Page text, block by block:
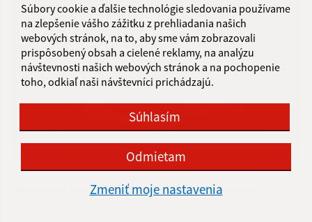
Súbory cookie a ďalšie technológie sledovania používame
na zlepšenie vášho zážitku z prehliadania našich
webových stránok, na to, aby sme vám zobrazovali
prispôsobený obsah a cielené reklamy, na analýzu
návštevnosti našich webových stránok a na pochopenie
toho, odkiaľ naši návštevníci prichádzajú.
Súhlasím
Odmietam
Zmeniť moje nastavenia
10.01.2026
Slovenský pohár mládeže - najmladšie žiačky